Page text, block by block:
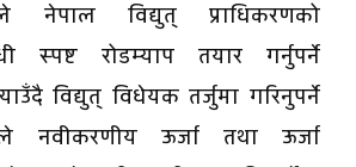
नेपाल विद्युत् प्राधिकरणको
स्पष्ट रोडम्याप तयार गर्नुपर्ने
विद्युत् विधेयक तर्जुमा गरिनुपर्ने
नवीकरणीय ऊर्जा तथा ऊर्जा